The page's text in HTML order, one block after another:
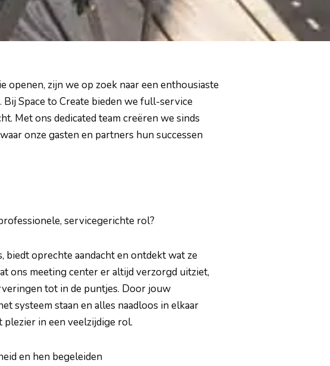
zijn we op zoek naar een enthousiaste
Space to Create bieden we full-service
Met ons dedicated team creëren we sinds
onze gasten en partners hun successen
servicegerichte rol?
oprechte aandacht en ontdekt wat ze
ons meeting center er altijd verzorgd uitziet,
tot in de puntjes. Door jouw
systeem staan en alles naadloos in elkaar
in een veelzijdige rol.
en hen begeleiden